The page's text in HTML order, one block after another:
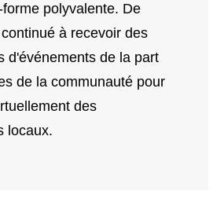
polyvalente. De
à recevoir des
d'événements de la part
de la communauté pour
des
locaux.